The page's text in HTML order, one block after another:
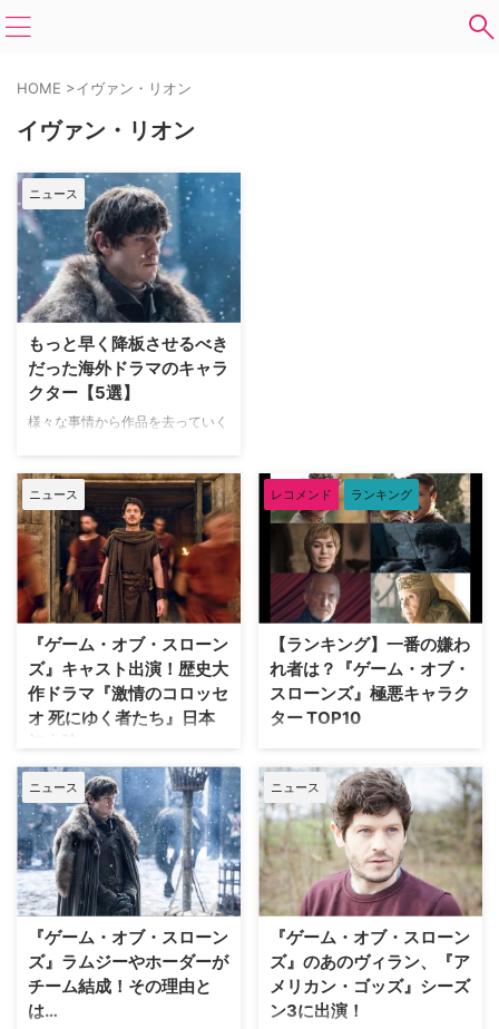
HOME >イヴァン・リオン
イヴァン・リオン
ニュース
もっと早く降板させるべき
だった海外ドラマのキャラ
クター【5選】
様々な事情から作品を去っていく
加することになったり、脚本家が
ストーリーのために殺してしまっ
たり…開始当初にいたキャラクタ
ーをファイナルシーズンで見るこ
との方が稀といえるかもしれな
い。 大抵は愛すべきキャラクタ
ーが去ることを惜しむ声があがる
ものだが、中にはもっと早くに離
れるべきだったという声があがる
ことも。ここではそんな、もっと
早く降板させるべきだったキャラ
クター5選をご紹介。（Collider
より） もっと早く降板させるべ
きだった海外ドラマのキャ …
ニュース
『ゲーム・オブ・スローン
ズ』キャスト出演！歴史大
作ドラマ『激情のコロッセ
オ 死にゆく者たち』日本
初上陸
オスカー2冠に輝く名優アンソニ
ー・ホプキンスが実在のローマ皇
帝を演じ、古代ローマの人々が織
りなす権力争いや野望、希望を描
いた重厚なる歴史スペクタクル・
ドラマ『激情のコロッセオ 死に
ゆく者たち』（全10話）が、
「BS10スターチャンネル」にて
独占日本初放送決定！ これに先
駆け、Amazon Prime Videoチャ
ンネル上の「BS10スターチャン
ネルEX」で独占日本初配信！ こ
レコメンド ランキング
【ランキング】一番の嫌わ
れ者は？『ゲーム・オブ・
スローンズ』極悪キャラク
ター TOP10
陰謀、裏切り、憎悪が渦巻く『ゲ
ーム・オブ・スローンズ』では、
悪役キャラクターが数えきれない
ほど登場してきた。そんな中でも
特に強烈な印象を残した極悪キャ
ラクター10人を、独断と偏見で
ランクづけしたのでご紹介しよ
う。なお、今回の対象は人間に限
ング〉は外している。 10位：ク
ラスター 法律が存在…
ニュース
『ゲーム・オブ・スローン
ズ』ラムジーやホーダーが
チーム結成！その理由と
は…
ニュース
『ゲーム・オブ・スローン
ズ』のあのヴィラン、『ア
メリカン・ゴッズ』シーズ
ン3に出演！